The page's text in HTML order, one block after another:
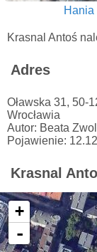
Hania
Krasnal Antoś
Adres
Oławska 31, 50-
Wrocławia
Autor: Beata
Pojawienie:
Krasnal
+
-